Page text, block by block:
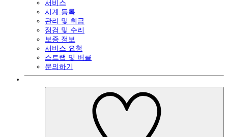
서비스
시계 등록
관리 및 취급
점검 및 수리
보증 정보
서비스 요청
스트랩 및 버클
문의하기